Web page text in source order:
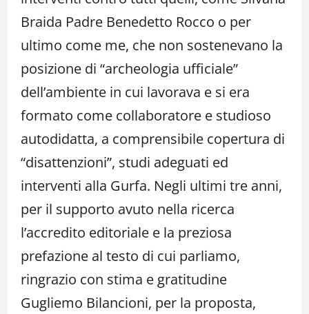
Braida Padre Benedetto Rocco o per
ultimo come me, che non sostenevano la
posizione di “archeologia ufficiale”
dell’ambiente in cui lavorava e si era
formato come collaboratore e studioso
autodidatta, a comprensibile copertura di
“disattenzioni”, studi adeguati ed
interventi alla Gurfa. Negli ultimi tre anni,
per il supporto avuto nella ricerca
l’accredito editoriale e la preziosa
prefazione al testo di cui parliamo,
ringrazio con stima e gratitudine
Gugliemo Bilancioni, per la proposta,